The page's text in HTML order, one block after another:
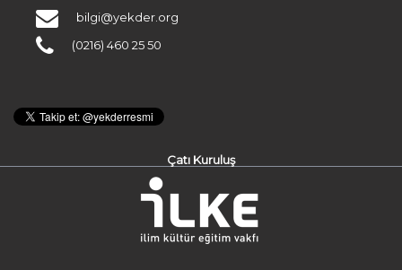
bilgi@yekder.org
(0216) 460 25 50
Çatı Kuruluş